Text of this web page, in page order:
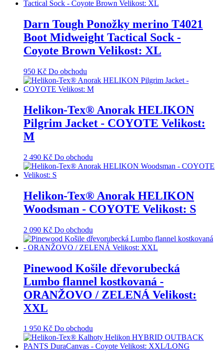
Darn Tough Ponožky merino T4021
Boot Midweight Tactical Sock -
Coyote Brown Velikost: XL
950 Kč Do obchodu
Helikon-Tex® Anorak HELIKON
Pilgrim Jacket - COYOTE Velikost:
M
2 490 Kč Do obchodu
Helikon-Tex® Anorak HELIKON
Woodsman - COYOTE Velikost: S
2 090 Kč Do obchodu
Pinewood Košile dřevorubecká
Lumbo flannel kostkovaná -
ORANŽOVO / ZELENÁ Velikost:
XXL
1 950 Kč Do obchodu